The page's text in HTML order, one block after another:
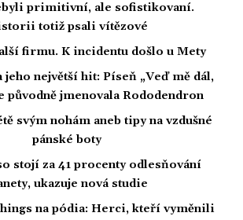
primitivní, ale sofistikovaní.
totiž psali vítězové
firmu. K incidentu došlo u Mety
jeho největší hit: Píseň „Veď mě dál,
původně jmenovala Rododendron
svým nohám aneb tipy na vzdušné
pánské boty
stojí za 41 procenty odlesňování
ukazuje nová studie
na pódia: Herci, kteří vyměnili